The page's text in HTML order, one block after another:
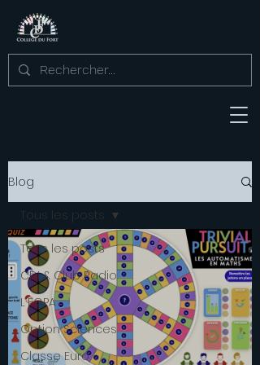
Blog
Tous les posts
CDI & Club Radio
L'EGPA
Option Sciences
Classe Euro
Tous les posts